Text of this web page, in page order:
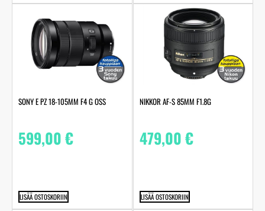
SONY E PZ 18-105MM F4 G OSS
599,00€
LISÄÄ OSTOSKORIIN
NIKKOR AF-S 85MM F1.8G
479,00€
LISÄÄ OSTOSKORIIN